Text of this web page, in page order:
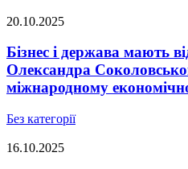
20.10.2025
Бізнес і держава мають
Олександра
міжнародному
Без категорії
16.10.2025